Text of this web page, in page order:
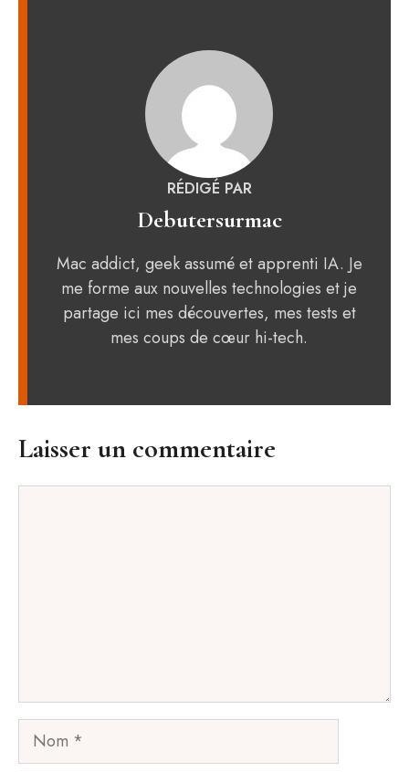
RÉDIGÉ PAR
Debutersurmac
Mac addict, geek assumé et apprenti IA. Je
me forme aux nouvelles technologies et je
partage ici mes découvertes, mes tests et
mes coups de cœur hi-tech.
Laisser un commentaire
Nom